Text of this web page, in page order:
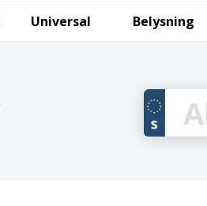
Universal Belysning